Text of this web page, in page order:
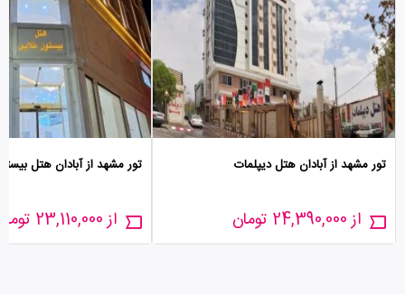
تور مشهد از آبادان هتل دیپلمات
از 24,390,000 تومان
تور مشهد از آبادان هتل
از 23,110,000 تومان